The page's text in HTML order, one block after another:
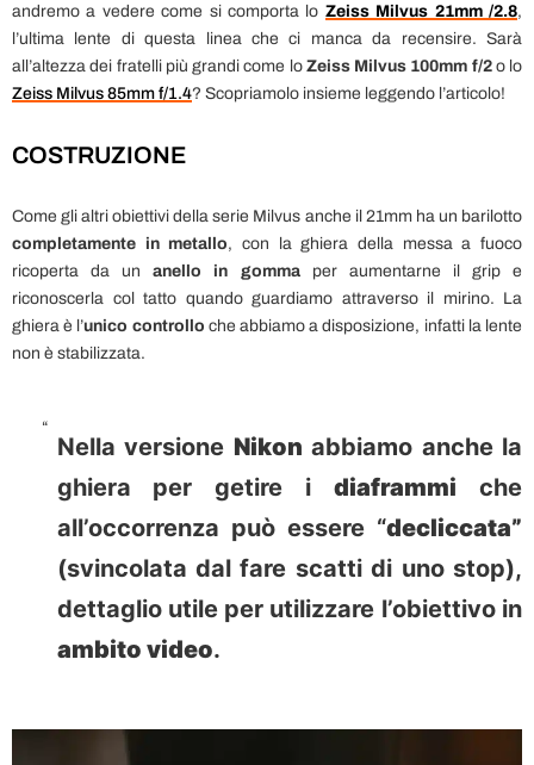
andremo a vedere come si comporta lo Zeiss Milvus 21mm /2.8,
l’ultima lente di questa linea che ci manca da recensire. Sarà
all’altezza dei fratelli più grandi come lo Zeiss Milvus 100mm f/2o lo
Zeiss Milvus 85mm f/1.4? Scopriamolo insieme leggendo l’articolo!
COSTRUZIONE
Come gli altri obiettivi della serie Milvus anche il 21mm ha un barilotto
completamente in metallo, con la ghiera della messa a fuoco
ricoperta da unanello in gommaper aumentarne il grip e
riconoscerla col tatto quando guardiamo attraverso il mirino. La
ghiera è l’unico controllo che abbiamo a disposizione, infatti la lente
non è stabilizzata.
Nella versione Nikon abbiamo anche la
ghiera per getire idiaframmi che
all’occorrenza può essere “decliccata”
(svincolata dal fare scatti di uno stop),
dettaglio utile per utilizzare l’obiettivo in
ambito video.